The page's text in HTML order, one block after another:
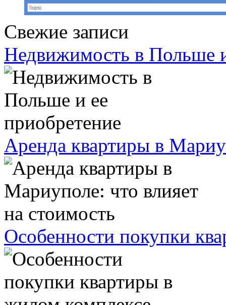
Свежие записи
Недвижимость в Польше
Аренда квартиры в
Особенности покупки